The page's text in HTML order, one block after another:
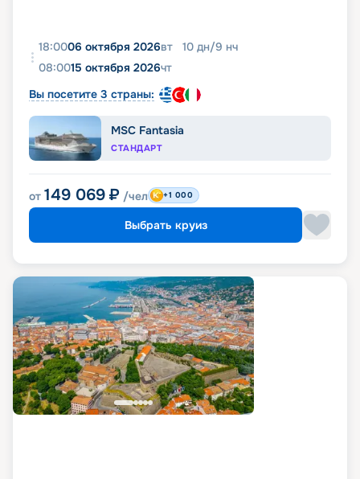
18:0006 октября 2026вт 10 дн/9 нч
08:0015 октября 2026чт
Вы посетите 3 страны:
MSC Fantasia
СТАНДАРТ
от 149 069 ₽ /чел +1 000
Выбрать круиз